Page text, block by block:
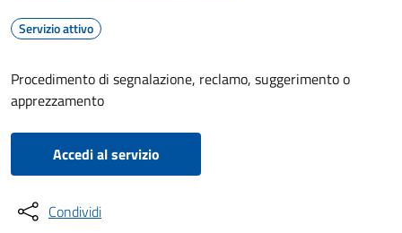
Servizio attivo
Procedimento di segnalazione, reclamo, suggerimento o
apprezzamento
Accedi al servizio
Condividi